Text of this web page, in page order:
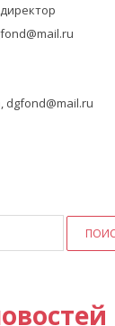
dgfond@mail.ru